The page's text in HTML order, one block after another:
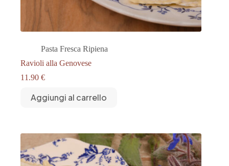
Pasta Fresca Ripiena
Ravioli alla Genovese
11.90 €
Aggiungi al carrello